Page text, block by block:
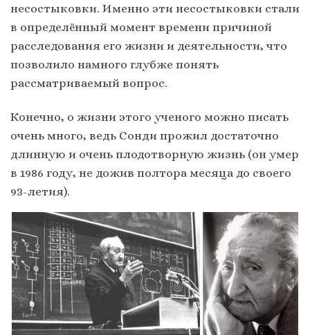
несостыковки. Именно эти несостыковки стали
в определённый момент времени причиной
расследования его жизни и деятельности, что
позволило намного глубже понять
рассматриваемый вопрос.
Конечно, о жизни этого ученого можно писать
очень много, ведь Сонди прожил достаточно
длинную и очень плодотворную жизнь (он умер
в 1986 году, не дожив полтора месяца до своего
93-летия).